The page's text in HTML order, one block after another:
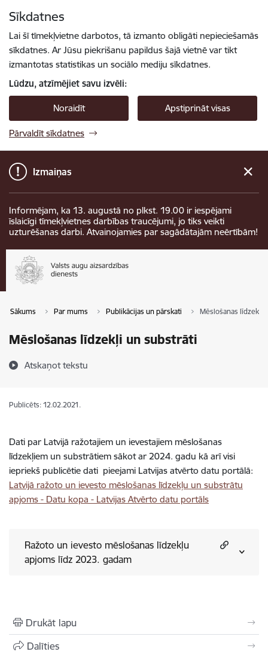
Sīkdatnes
Lai šī tīmekļvietne darbotos, tā izmanto obligāti nepieciešamās
sīkdatnes. Ar Jūsu piekrišanu papildus šajā vietnē var tikt
izmantotas statistikas un sociālo mediju sīkdatnes.
Lūdzu, atzīmējiet savu izvēli:
Noraidīt Apstiprināt visas
Pārvaldīt sīkdatnes
Izmaiņas
Informējam, ka 13. augustā no plkst. 19.00 ir iespējami
īslaicīgi tīmekļvietnes darbības traucējumi, jo tiks veikti
uzturēšanas darbi. Atvainojamies par sagādātajām neērtībām!
Sākums Par mums Publikācijas un pārskati Mēslošanas līdzekļi
Mēslošanas līdzekļi un substrāti
Atskaņot tekstu
Publicēts: 12.02.2021.
Dati par Latvijā ražotajiem un ievestajiem mēslošanas
līdzekļiem un substrātiem sākot ar 2024. gadu kā arī visi
iepriekš publicētie dati pieejami Latvijas atvērto datu portālā:
Latvijā ražoto un ievesto mēslošanas līdzekļu un substrātu
apjoms - Datu kopa - Latvijas Atvērto datu portāls
Ražoto un ievesto mēslošanas līdzekļu
apjoms līdz 2023. gadam
Drukāt lapu
Dalīties